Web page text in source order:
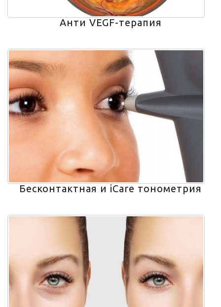
Анти VEGF-терапия
Бесконтактная и iCare тонометрия